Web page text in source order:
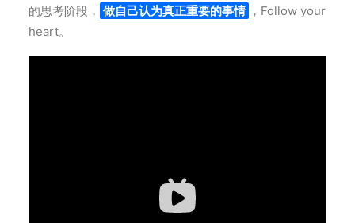
的思考阶段， 做自己认为真正重要的事情 ，Follow your
heart。